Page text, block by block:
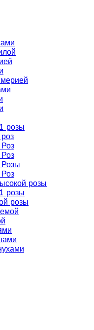
розы
Розы
розы
розы
розы